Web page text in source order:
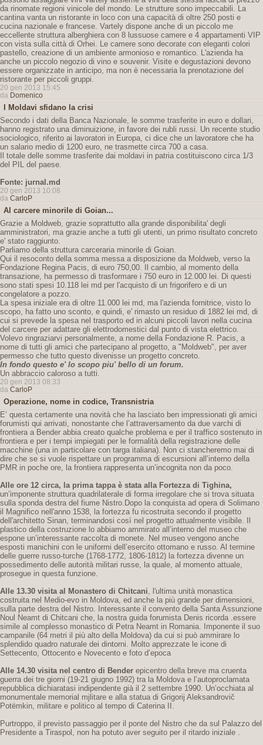
da rinomate regioni vinicole del mondo. Le strutture sono impeccabili. La
cantina vanta un ristorante in loco con una capacità di oltre 250 posti e
cucina nazionale e francese. Vartely dispone anche di un piccolo me
eccellente struttura alberghiera con 8 lussuose camere e 4 appartamenti VIP
con vista sulla città di Orhei. Le camere sono decorate con eleganti colori
pastello, creazione di un ambiente armonioso e romantico. L'azienda ha
anche un piccolo negozio di vino e souvenir. Visite e degustazioni devono
essere organizzate in anticipo, ma non è necessaria la prenotazione del
ristorante per piccoli gruppi.
20 gen 2013 15:45
da Domenico
I Moldavi sfidano la crisi
Secondo i dati della Banca Nazionale, le somme trasferite in euro e dollari,
hanno registrato una diminuizione, in favore dei rubli russi. Un recente studio
sociologico, riferito ai lavoratori in Europa, ci dice che un lavoratore che ha
un salario medio di 1200 euro, ne trasmette circa 700 a casa.
Il totale delle somme trasferite dai moldavi in patria costituiscono circa 1/3
del PIL del paese.
Fonte: jurnal.md
20 gen 2013 10:08
da CarloP
Al carcere minorile di Goian...
Grazie a Moldweb, grazie soprattutto alla grande disponibilita' degli
amministratori, ma grazie anche a tutti gli utenti, un primo risultato concreto
e' stato raggiunto.
Parliamo della struttura carceraria minorile di Goian.
Qui il resoconto della somma messa a disposizione da Moldweb, verso la
Fondazione Regina Pacis, di euro 750,00. Il cambio, al momento della
transazione, ha permesso di trasformare i 750 euro in 12.000 lei. Di questi
sono stati spesi 10.118 lei md per l'acquisto di un frigorifero e di un
congelatore a pozzo.
La spesa iniziale era di oltre 11.000 lei md, ma l'azienda fornitrice, visto lo
scopo, ha fatto uno sconto, e quindi, e' rimasto un residuo di 1882 lei md, di
cui si prevede la spesa nel trasporto ed in alcuni piccoli lavori nella cucina
del carcere per adattare gli elettrodomestici dal punto di vista elettrico.
Volevo ringraziarvi personalmente, a nome della Fondazione R. Pacis, a
nome di tutti gli amici che partecipano al progetto, a "Moldweb", per aver
permesso che tutto questo divenisse un progetto concreto.
In fondo questo e' lo scopo piu' bello di un forum.
Un abbraccio caloroso a tutti.
20 gen 2013 08:33
da CarloP
Operazione, nome in codice, Transnistria
E’ questa certamente una novità che ha lasciato ben impressionati gli amici
forumisti qui arrivati, nonostante che l’attraversamento da due varchi di
frontiera a Bender abbia creato qualche problema e per il traffico sostenuto in
frontiera e per i tempi impiegati per le formalità della registrazione delle
macchine (una in particolare con targa italiana). Non ci stancheremo mai di
dire che se si vuole rispettare un programma di escursioni all’interno della
PMR in poche ore, la frontiera rappresenta un’incognita non da poco.
Alle ore 12 circa, la prima tappa è stata alla Fortezza di Tighina,
un’imponente struttura quadrilaterale di forma irregolare che si trova situata
sulla sponda destra del fiume Nistro.Dopo la conquista ad opera di Solimano
il Magnifico nell'anno 1538, la fortezza fu ricostruita secondo il progetto
dell'architetto Sinan, terminandosi così nel progetto attualmente visibile. Il
plastico della costruzione lo abbiamo ammirato all’interno del museo che
espone un’interessante raccolta di monete. Nel museo vengono anche
esposti manichini con le uniformi dell’esercito ottomano e russo. Al termine
delle guerre russo-turche (1768-1772, 1806-1812) la fortezza divenne un
possedimento delle autorità militari russe, la quale, al momento attuale,
prosegue in questa funzione.
Alle 13.30 visita al Monastero di Chitcani, l'ultima unità monastica
costruita nel Medio-evo in Moldova, ed anche la più grande per dimensioni,
sulla parte destra del Nistro. Interessante il convento della Santa Assunzione
Noul Neamt di Chitcani che, la nostra guida forumista Denis ricorda .essere
simile al complesso monastico di Petra Neamt in Romania. Imponente il suo
campanile (64 metri il più alto della Moldova) da cui si può ammirare lo
splendido quadro naturale dei dintorni. Molto apprezzate le icone di
Settecento, Ottocento e Novecento e foto d’epoca
Alle 14.30 visita nel centro di Bender epicentro della breve ma cruenta
guerra dei tre giorni (19-21 giugno 1992) tra la Moldova e l’autoproclamata
repubblica dichiaratasi indipendente già il 2 settembre 1990. Un’occhiata al
monumentale memorial mjlitare e alla statua di Grigorij Aleksandrovič
Potëmkin, militare e politico al tempo di Caterina II.
Purtroppo, il previsto passaggio per il ponte del Nistro che da sul Palazzo del
Presidente a Tiraspol, non ha potuto aver seguito per il ritardo iniziale .